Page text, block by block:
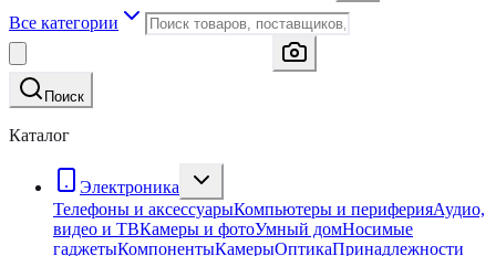
Все категории
Поиск
Каталог
Электроника
Телефоны и аксессуарыКомпьютеры и периферияАудио,
видео и ТВКамеры и фотоУмный домНосимые
гаджетыКомпонентыКамерыОптикаПринадлежности